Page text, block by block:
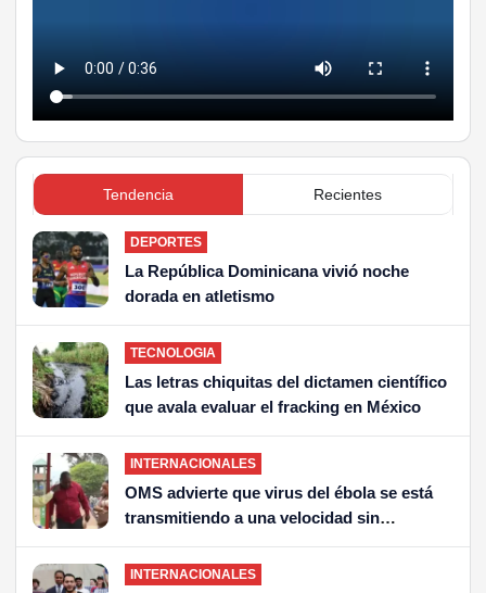
Tendencia Recientes
DEPORTES
La República Dominicana vivió noche
dorada en atletismo
TECNOLOGIA
Las letras chiquitas del dictamen científico
que avala evaluar el fracking en México
INTERNACIONALES
OMS advierte que virus del ébola se está
transmitiendo a una velocidad sin
precedentes
INTERNACIONALES